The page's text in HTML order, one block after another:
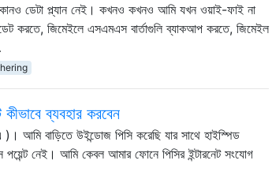
ডেটা প্ল্যান নেই। কখনও কখনও আমি যখন ওয়াই-ফাই না
করতে, জিমেইলে এসএমএস বার্তাগুলি ব্যাকআপ করতে, জিমেইল
ব্যবহার করবেন
বাড়িতে উইন্ডোজ পিসি করেছি যার সাথে হাইস্পিড
পয়েন্ট নেই। আমি কেবল আমার ফোনে পিসির ইন্টারনেট সংযোগ